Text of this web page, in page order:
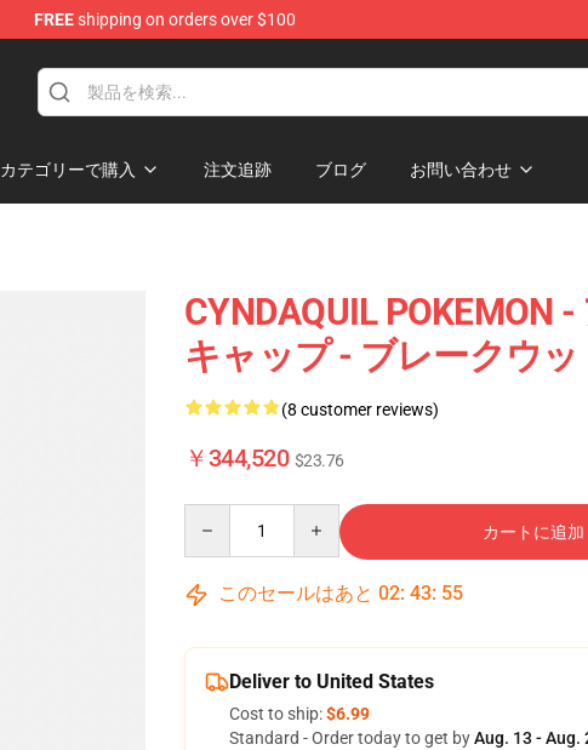
FREEshipping on orders over $100
カテゴリーで購入 注文追跡 ブログ お問い合わせ
CYNDAQUIL POKEMON
キャップ - ブレークウッ
(8 customer reviews)
￥344,520 $23.76
カートに追加
このセールはあと 02: 43: 54
Deliver to United States
Cost to ship:$6.99
Standard - Order today to get byAug. 13 - Aug.